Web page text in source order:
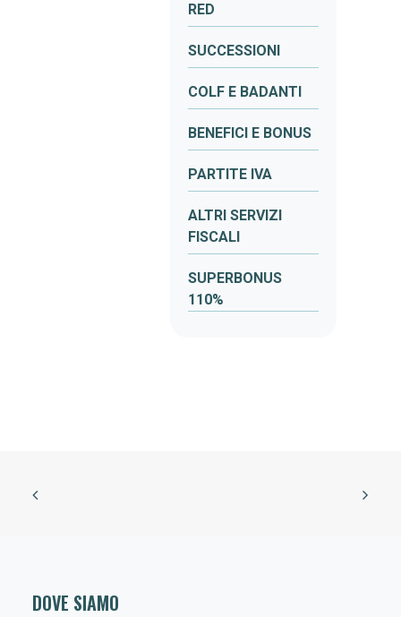
RED
SUCCESSIONI
COLF E BADANTI
BENEFICI E BONUS
PARTITE IVA
ALTRI SERVIZI
FISCALI
SUPERBONUS
110%
DOVE SIAMO